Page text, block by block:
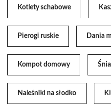
Kotlety schabowe
Pierogi ruskie Dania
Kompot domowy
Naleśniki na słodko